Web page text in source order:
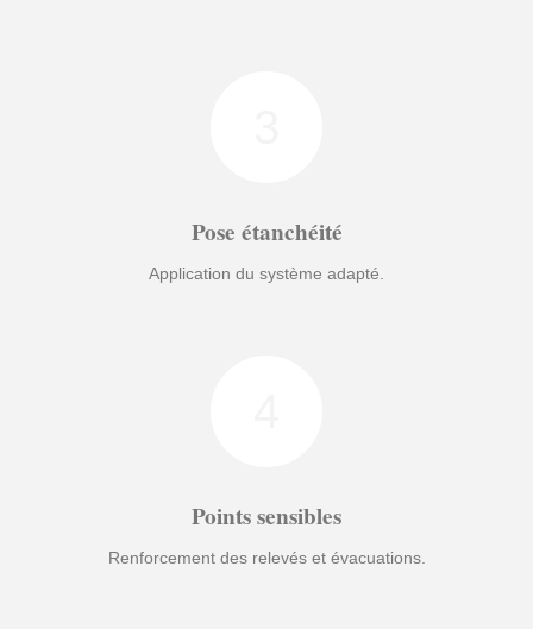
Pose étanchéité
Application du système adapté.
Points sensibles
Renforcement des relevés et évacuations.